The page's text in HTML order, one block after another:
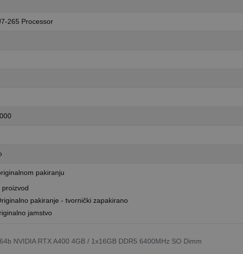
265 Processor
pakiranju
proizvod
pakiranje - tvornički zapakirano
jamstvo
NVIDIA RTX A400 4GB / 1x16GB DDR5 6400MHz SO Dimm